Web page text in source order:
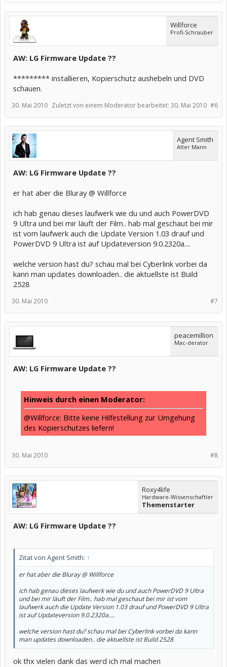
Willforce
Profi-Schrauber
AW: LG Firmware Update ??
********* installieren, Kopierschutz aushebeln und DVD
schauen.
#6
30. Mai 2010 Zuletzt von einem Moderator bearbeitet: 30. Mai 2010
Agent Smith
Alter Mann
AW: LG Firmware Update ??
er hat aber die Bluray @ Willforce
ich hab genau dieses laufwerk wie du und auch PowerDVD
9 Ultra und bei mir läuft der Film.. hab mal geschaut bei mir
ist vom laufwerk auch die Update Version 1.03 drauf und
PowerDVD 9 Ultra ist auf Updateversion 9.0.2320a....
welche version hast du? schau mal bei Cyberlink vorbei da
kann man updates downloaden.. die aktuellste ist Build
2528
#7
30. Mai 2010
peacemillion
Mac-derator
AW: LG Firmware Update ??
Hinweis durch einen Moderator:
@Willforce: Bitte keine Hilfestellung zur Umgehung
des Kopierschutzes liefern!
#8
30. Mai 2010
Roxy4life
Hardware-Wissenschaftler
Themenstarter
AW: LG Firmware Update ??
Zitat von Agent Smith: ↑
er hat aber die Bluray @ Willforce
ich hab genau dieses laufwerk wie du und auch PowerDVD 9 Ultra
und bei mir läuft der Film.. hab mal geschaut bei mir ist vom
laufwerk auch die Update Version 1.03 drauf und PowerDVD 9 Ultra
ist auf Updateversion 9.0.2320a....
welche version hast du? schau mal bei Cyberlink vorbei da kann
man updates downloaden.. die aktuellste ist Build 2528
ok thx vielen dank das werd ich mal machen